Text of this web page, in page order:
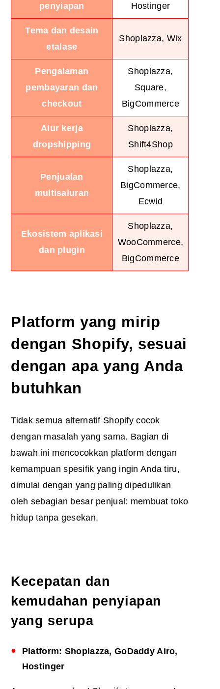
penyiapan
Hostinger
Tema dan desain
etalase
Shoplazza, Wix
Pengalaman
pembayaran dan
checkout
Shoplazza,
Square,
BigCommerce
Alur kerja
dropshipping
Shoplazza,
Shift4Shop
Penjualan
multisaluran
Shoplazza,
BigCommerce,
Ecwid
Ekosistem aplikasi
dan plugin
Shoplazza,
WooCommerce,
BigCommerce
Platform yang mirip
dengan Shopify, sesuai
dengan apa yang Anda
butuhkan
Tidak semua alternatif Shopify cocok
dengan masalah yang sama. Bagian di
bawah ini mencocokkan platform dengan
kemampuan spesifik yang ingin Anda tiru,
dimulai dengan yang paling dipedulikan
oleh sebagian besar penjual: membuat toko
hidup tanpa gesekan.
Kecepatan dan
kemudahan penyiapan
yang serupa
Platform: Shoplazza, GoDaddy Airo,
Hostinger